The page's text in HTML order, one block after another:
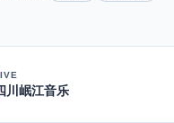
川岷江音乐